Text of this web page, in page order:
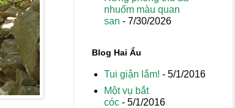
nhuốm màu quan
san - 7/30/2026
Blog Hai Ẩu
Tui giận lắm! - 5/1/2016
Một vụ bắt
cóc - 5/1/2016